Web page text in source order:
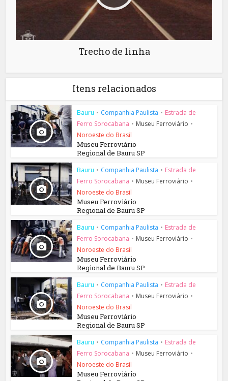
Trecho de linha
Itens relacionados
Bauru • Companhia Paulista • Estrada de
Ferro Sorocabana • Museu Ferroviário •
Noroeste do Brasil
Museu Ferroviário
Regional de Bauru SP
Bauru • Companhia Paulista • Estrada de
Ferro Sorocabana • Museu Ferroviário •
Noroeste do Brasil
Museu Ferroviário
Regional de Bauru SP
Bauru • Companhia Paulista • Estrada de
Ferro Sorocabana • Museu Ferroviário •
Noroeste do Brasil
Museu Ferroviário
Regional de Bauru SP
Bauru • Companhia Paulista • Estrada de
Ferro Sorocabana • Museu Ferroviário •
Noroeste do Brasil
Museu Ferroviário
Regional de Bauru SP
Bauru • Companhia Paulista • Estrada de
Ferro Sorocabana • Museu Ferroviário •
Noroeste do Brasil
Museu Ferroviário